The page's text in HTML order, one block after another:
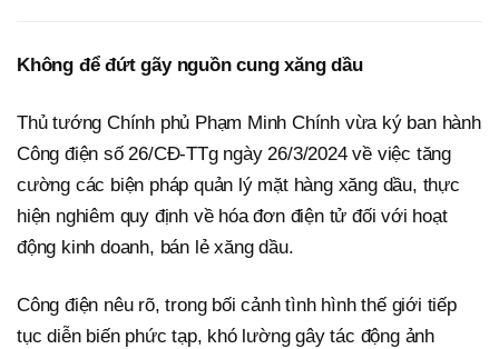
Không để đứt gãy nguồn cung xăng dầu
Thủ tướng Chính phủ Phạm Minh Chính vừa ký ban hành
Công điện số 26/CĐ-TTg ngày 26/3/2024 về việc tăng
cường các biện pháp quản lý mặt hàng xăng dầu, thực
hiện nghiêm quy định về hóa đơn điện tử đối với hoạt
động kinh doanh, bán lẻ xăng dầu.
Công điện nêu rõ, trong bối cảnh tình hình thế giới tiếp
tục diễn biến phức tạp, khó lường gây tác động ảnh